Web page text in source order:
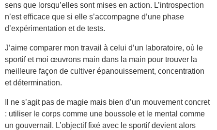
sens que lorsqu’elles sont mises en action. L’introspection
n’est efficace que si elle s’accompagne d’une phase
d’expérimentation et de tests.
J’aime comparer mon travail à celui d’un laboratoire, où le
sportif et moi œuvrons main dans la main pour trouver la
meilleure façon de cultiver épanouissement, concentration
et détermination.
Il ne s’agit pas de magie mais bien d’un mouvement concret
: utiliser le corps comme une boussole et le mental comme
un gouvernail. L’objectif fixé avec le sportif devient alors